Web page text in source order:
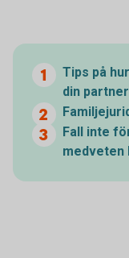
Tips på
din partner
Fall inte
medveten